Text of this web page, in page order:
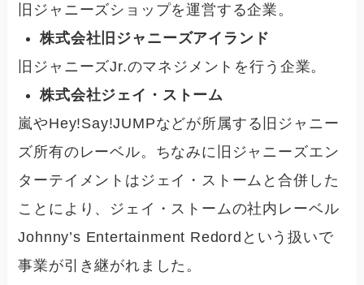
旧ジャニーズショップを運営する企業。
株式会社旧ジャニーズアイランド
旧ジャニーズJr.のマネジメントを行う企業。
株式会社ジェイ・ストーム
嵐やHey!Say!JUMPなどが所属する旧ジャニー
ズ所有のレーベル。 ちなみに旧ジャニーズエン
ターテイメントはジェイ・ストームと合併した
ことにより、ジェイ・ストームの社内レーベル
Johnny’s Entertainment Redordという扱いで
事業が引き継がれました。